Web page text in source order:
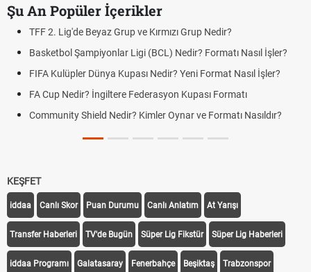
Şu An Popüler İçerikler
TFF 2. Lig'de Beyaz Grup ve Kırmızı Grup Nedir?
Basketbol Şampiyonlar Ligi (BCL) Nedir? Formatı Nasıl İşler?
FIFA Kulüpler Dünya Kupası Nedir? Yeni Format Nasıl İşler?
FA Cup Nedir? İngiltere Federasyon Kupası Formatı
Community Shield Nedir? Kimler Oynar ve Formatı Nasıldır?
KEŞFET
iddaa Canlı Skor Puan Durumu Canlı Anlatım At Yarışı
Transfer Haberleri TV'de Bugün Süper Lig Fikstür Süper Lig Haberleri
iddaa Programı Galatasaray Fenerbahçe Beşiktaş Trabzonspor